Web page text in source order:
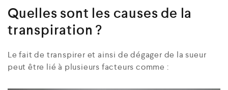
Quelles sont les causes de la
transpiration ?
Le fait de transpirer et ainsi de dégager de la sueur
peut être lié à plusieurs facteurs comme :